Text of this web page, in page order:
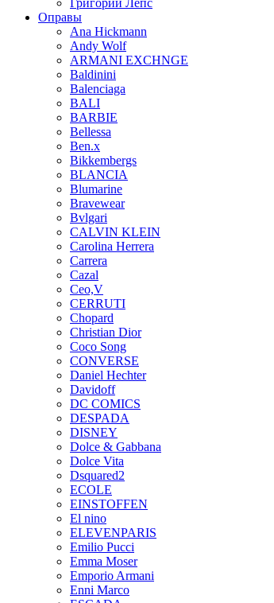
Григорий Лепс
Оправы
Ana Hickmann
Andy Wolf
ARMANI EXCHNGE
Baldinini
Balenciaga
BALI
BARBIE
Bellessa
Ben.x
Bikkembergs
BLANCIA
Blumarine
Bravewear
Bvlgari
CALVIN KLEIN
Carolina Herrera
Carrera
Cazal
Ceo,V
CERRUTI
Chopard
Christian Dior
Coco Song
CONVERSE
Daniel Hechter
Davidoff
DC COMICS
DESPADA
DISNEY
Dolce & Gabbana
Dolce Vita
Dsquared2
ECOLE
EINSTOFFEN
El nino
ELEVENPARIS
Emilio Pucci
Emma Moser
Emporio Armani
Enni Marco